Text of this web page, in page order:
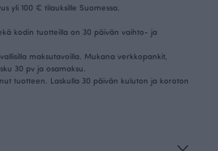
yli 100 € tilauksille Suomessa.
kodin tuotteilla on 30 päivän vaihto- ja
maksutavoilla. Mukana verkkopankit,
30 pv ja osamaksu.
tuotteen. Laskulla 30 päivän kuluton ja koroton